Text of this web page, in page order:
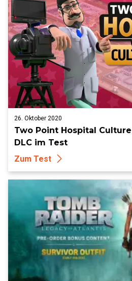
26. Oktober 2020
Two Point Hospital
DLC im Test
Zum Test